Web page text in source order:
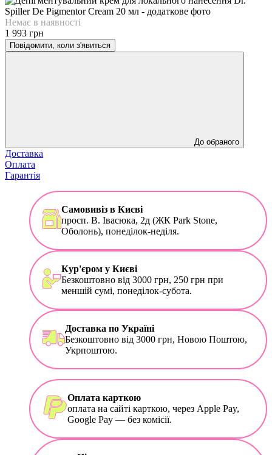
Немає в наявності
1 993 грн
Повідомити, коли з'явиться
До обраного
Доставка
Оплата
Гарантія
Самовивіз в Києві
просп. В. Івасюка, 2д (ЖК Park Stone,
Оболонь), понеділок-неділя.
Кур'єром у Києві
Безкоштовно від 3000 грн, 250 грн при
меншій сумі, понеділок-субота.
Доставка по Україні
Безкоштовно від 3000 грн, Новою Поштою,
Укрпоштою.
Оплата карткою
оплата на сайті карткою, через Apple Pay,
Google Pay — без комісії.